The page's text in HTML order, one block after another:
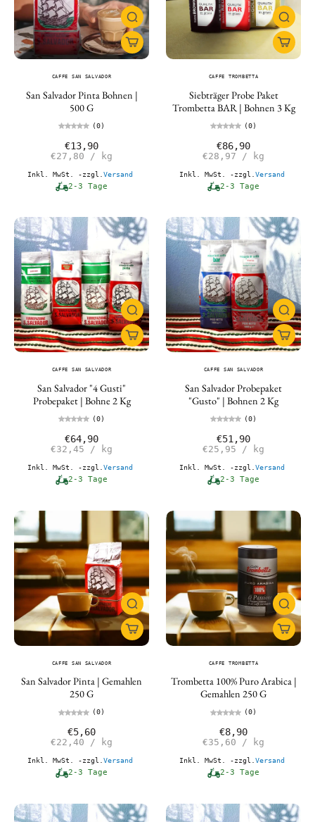
CAFFE SAN SALVADOR
San Salvador Pinta Bohnen |
500 G
(0)
€13,90
€27,80 / kg
Inkl. MwSt. -zzgl. Versand
2-3 Tage
CAFFE TROMBETTA
Siebträger Probe Paket
Trombetta BAR | Bohnen 3 Kg
(0)
€86,90
€28,97 / kg
Inkl. MwSt. -zzgl. Versand
2-3 Tage
CAFFE SAN SALVADOR
San Salvador "4 Gusti"
Probepaket | Bohne 2 Kg
(0)
€64,90
€32,45 / kg
Inkl. MwSt. -zzgl. Versand
2-3 Tage
CAFFE SAN SALVADOR
San Salvador Probepaket
"Gusto" | Bohnen 2 Kg
(0)
€51,90
€25,95 / kg
Inkl. MwSt. -zzgl. Versand
2-3 Tage
CAFFE SAN SALVADOR
San Salvador Pinta | Gemahlen
250 G
(0)
€5,60
€22,40 / kg
Inkl. MwSt. -zzgl. Versand
2-3 Tage
CAFFE TROMBETTA
Trombetta 100% Puro Arabica |
Gemahlen 250 G
(0)
€8,90
€35,60 / kg
Inkl. MwSt. -zzgl. Versand
2-3 Tage